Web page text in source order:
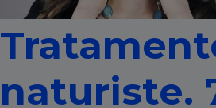
naturiste.